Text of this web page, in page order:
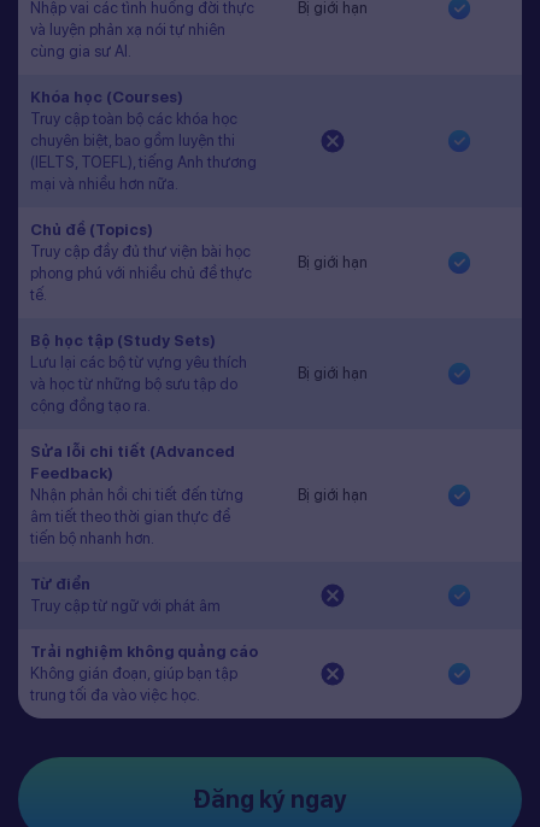
Nhập vai các tình huống đời thực
và luyện phản xạ nói tự nhiên
cùng gia sư AI.
Bị giới hạn
Khóa học (Courses)
Truy cập toàn bộ các khóa học
chuyên biệt, bao gồm luyện thi
(IELTS, TOEFL), tiếng Anh thương
mại và nhiều hơn nữa.
Chủ đề (Topics)
Truy cập đầy đủ thư viện bài học
phong phú với nhiều chủ đề thực
tế.
Bị giới hạn
Bộ học tập (Study Sets)
Lưu lại các bộ từ vựng yêu thích
và học từ những bộ sưu tập do
cộng đồng tạo ra.
Bị giới hạn
Sửa lỗi chi tiết (Advanced
Feedback)
Nhận phản hồi chi tiết đến từng
âm tiết theo thời gian thực để
tiến bộ nhanh hơn.
Bị giới hạn
Từ điển
Truy cập từ ngữ với phát âm
Trải nghiệm không quảng cáo
Không gián đoạn, giúp bạn tập
trung tối đa vào việc học.
Đăng ký ngay